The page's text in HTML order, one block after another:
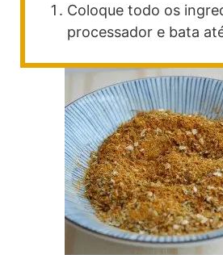
Coloque todo os
processador e bata